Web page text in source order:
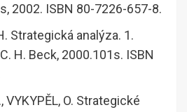
2002. ISBN 80-7226-657-8.
Strategická analýza. 1.
H. Beck, 2000.101s. ISBN
VYKYPĚL, O. Strategické